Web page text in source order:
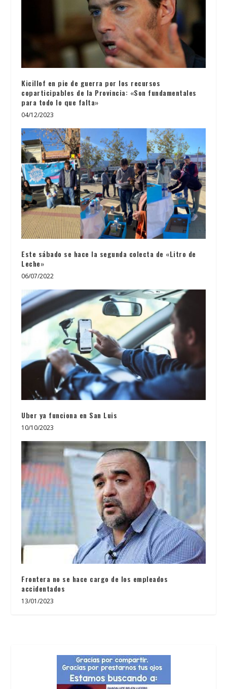
Kicillof en pie de guerra por los recursos
coparticipables de la Provincia: «Son fundamentales
para todo lo que falta»
04/12/2023
Este sábado se hace la segunda colecta de «Litro de
Leche»
06/07/2022
Uber ya funciona en San Luis
10/10/2023
Frontera no se hace cargo de los empleados
accidentados
13/01/2023